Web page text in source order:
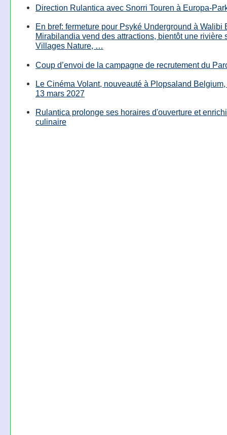
Direction Rulantica avec Snorri Touren à Europa-
En bref: fermeture pour Psyké Underground à Walibi
Mirabilandia vend des attractions, bientôt une rivière
Villages Nature, …
Coup d’envoi de la campagne de recrutement du
Le Cinéma Volant, nouveauté à Plopsaland
13 mars 2027
Rulantica prolonge ses horaires d'ouverture et
culinaire